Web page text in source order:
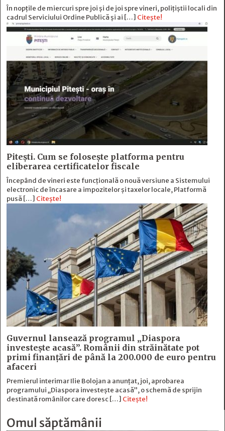
În nopțile de miercuri spre joi și de joi spre vineri, polițiștii locali din
cadrul Serviciului Ordine Publică și ai […] Citește!
Pitești. Cum se folosește platforma pentru
eliberarea certificatelor fiscale
Începând de vineri este funcțională o nouă versiune a Sistemului
electronic de încasare a impozitelor și taxelor locale, Platformă
pusă […] Citește!
Guvernul lansează programul „Diaspora
investește acasă”. Românii din străinătate pot
primi finanțări de până la 200.000 de euro pentru
afaceri
Premierul interimar Ilie Bolojan a anunțat, joi, aprobarea
programului „Diaspora investește acasă”, o schemă de sprijin
destinată românilor care doresc […] Citește!
Omul săptămânii